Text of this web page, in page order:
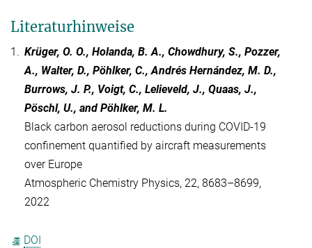
Literaturhinweise
1. Krüger, O. O., Holanda, B. A., Chowdhury, S., Pozzer,
A., Walter, D., Pöhlker, C., Andrés Hernández, M. D.,
Burrows, J. P., Voigt, C., Lelieveld, J., Quaas, J.,
Pöschl, U., and Pöhlker, M. L.
Black carbon aerosol reductions during COVID-19
confinement quantified by aircraft measurements
over Europe
Atmospheric Chemistry Physics, 22, 8683–8699,
2022
DOI